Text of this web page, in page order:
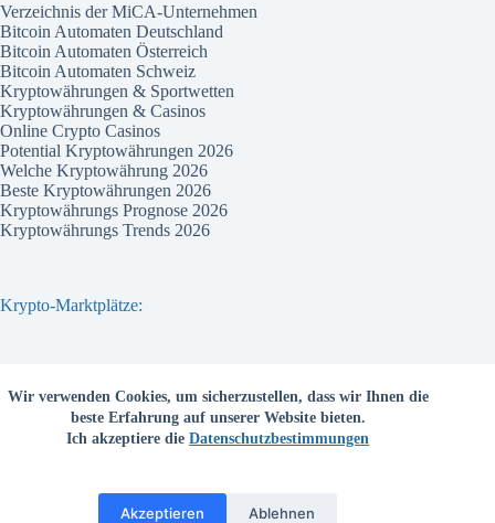
Wir verwenden Cookies, um sicherzustellen, dass wir Ihnen die
beste Erfahrung auf unserer Website bieten.
Ich akzeptiere dieDatenschutzbestimmungen
Akzeptieren Ablehnen
Verzeichnis der MiCA-Unternehmen
Bitcoin Automaten Deutschland
Bitcoin Automaten Österreich
Bitcoin Automaten Schweiz
Kryptowährungen & Sportwetten
Kryptowährungen & Casinos
Online Crypto Casinos
Potential Kryptowährungen 2026
Welche Kryptowährung 2026
Beste Kryptowährungen 2026
Kryptowährungs Prognose 2026
Kryptowährungs Trends 2026
Krypto-Marktplätze:
Bitpanda
Bitcoin.de